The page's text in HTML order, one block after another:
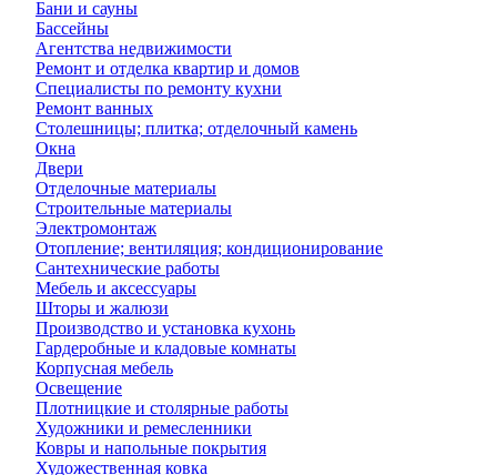
Бани и сауны
Бассейны
Агентства недвижимости
Ремонт и отделка квартир и домов
Специалисты по ремонту кухни
Ремонт ванных
Столешницы; плитка; отделочный камень
Окна
Двери
Отделочные материалы
Строительные материалы
Электромонтаж
Отопление; вентиляция; кондиционирование
Сантехнические работы
Мебель и аксессуары
Шторы и жалюзи
Производство и установка кухонь
Гардеробные и кладовые комнаты
Корпусная мебель
Освещение
Плотницкие и столярные работы
Художники и ремесленники
Ковры и напольные покрытия
Художественная ковка